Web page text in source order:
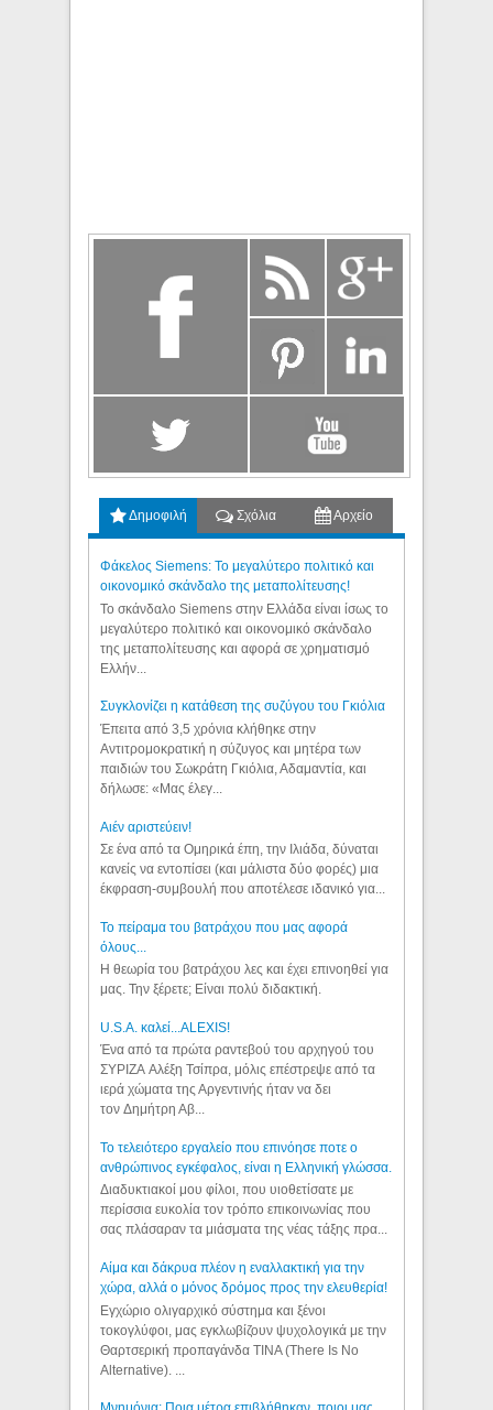
Δημοφιλή Σχόλια Αρχείο
Φάκελος Siemens: Το μεγαλύτερο πολιτικό και
οικονομικό σκάνδαλο της μεταπολίτευσης!
Το σκάνδαλο Siemens στην Ελλάδα είναι ίσως το
μεγαλύτερο πολιτικό και οικονομικό σκάνδαλο
της μεταπολίτευσης και αφορά σε χρηματισμό
Ελλήν...
Συγκλονίζει η κατάθεση της συζύγου του Γκιόλια
Έπειτα από 3,5 χρόνια κλήθηκε στην
Αντιτρομοκρατική η σύζυγος και μητέρα των
παιδιών του Σωκράτη Γκιόλια, Αδαμαντία, και
δήλωσε: «Μας έλεγ...
Aιέν αριστεύειν!
Σε ένα από τα Ομηρικά έπη, την Ιλιάδα, δύναται
κανείς να εντοπίσει (και μάλιστα δύο φορές) μια
έκφραση-συμβουλή που αποτέλεσε ιδανικό για...
Το πείραμα του βατράχου που μας αφορά
όλους...
Η θεωρία του βατράχου λες και έχει επινοηθεί για
μας. Την ξέρετε; Είναι πολύ διδακτική.
U.S.A. καλεί...ALEXIS!
Ένα από τα πρώτα ραντεβού του αρχηγού του
ΣΥΡΙΖΑ Αλέξη Τσίπρα, μόλις επέστρεψε από τα
ιερά χώματα της Αργεντινής ήταν να δει
τον Δημήτρη Αβ...
Το τελειότερο εργαλείο που επινόησε ποτε ο
ανθρώπινος εγκέφαλος, είναι η Ελληνική γλώσσα.
Διαδυκτιακοί μου φίλοι, που υιοθετίσατε με
περίσσια ευκολία τον τρόπο επικοινωνίας που
σας πλάσαραν τα μιάσματα της νέας τάξης πρα...
Αίμα και δάκρυα πλέον η εναλλακτική για την
χώρα, αλλά ο μόνος δρόμος προς την ελευθερία!
Εγχώριο ολιγαρχικό σύστημα και ξένοι
τοκογλύφοι, μας εγκλωβίζουν ψυχολογικά με την
Θαρτσερική προπαγάνδα TINA (There Is No
Alternative). ...